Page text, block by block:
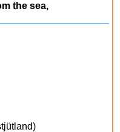
the sea,